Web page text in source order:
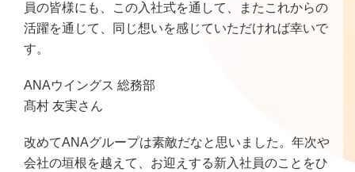
員の皆様にも、この入社式を通して、またこれからの
活躍を通じて、同じ想いを感じていただければ幸いで
す。
ANAウイングス 総務部
髙村 友実さん
改めてANAグループは素敵だなと思いました。年次や
会社の垣根を越えて、お迎えする新入社員のことをひ